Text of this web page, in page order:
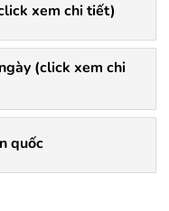
xem chi tiết)
(click xem chi
quốc